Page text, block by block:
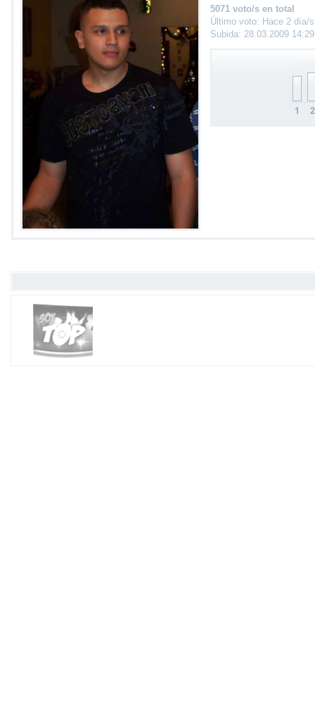
5071 voto/s en total
Último voto: Hace 2 día/s
Subida: 28.03.2009